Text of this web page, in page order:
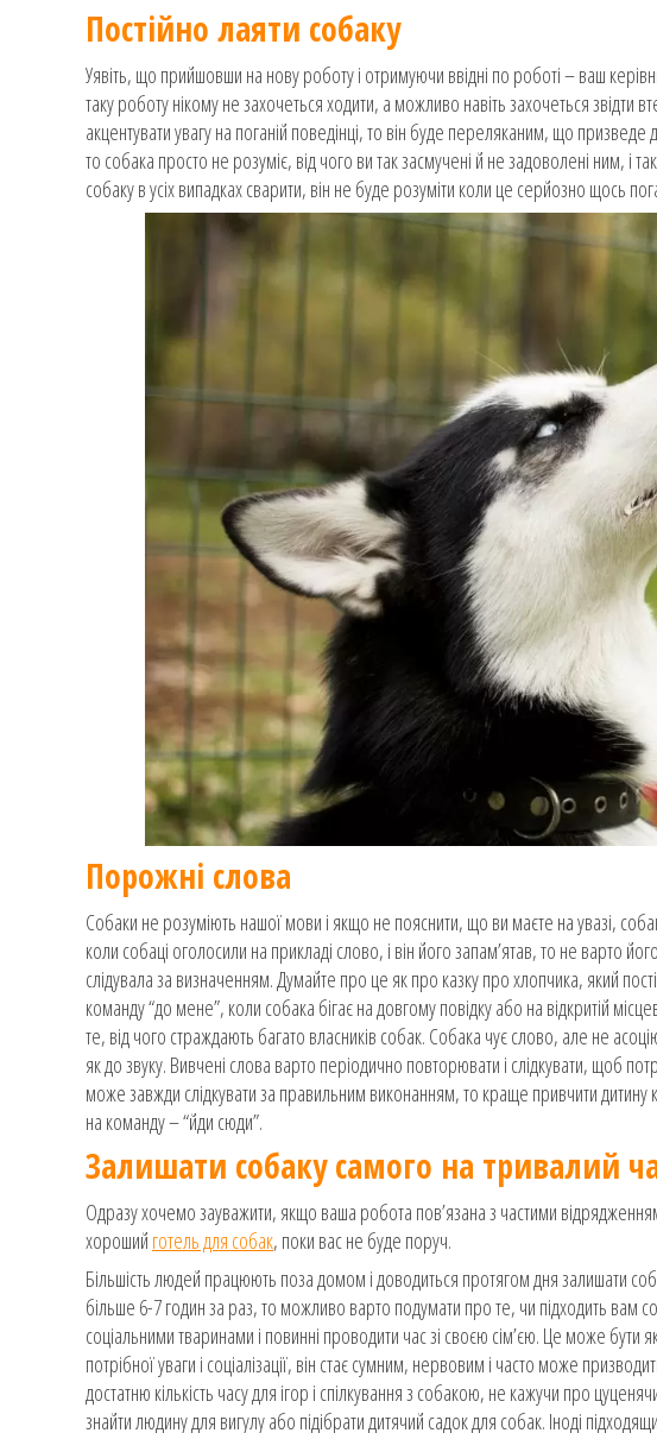
Постійно лаяти собаку
Уявіть, що прийшовши на нову роботу і отримуючи ввідні по роботі – ваш
таку роботу нікому не захочеться ходити, а можливо навіть захочеться звідти
акцентувати увагу на поганій поведінці, то він буде переляканим, що
то собака просто не розуміє, від чого ви так засмучені й не задоволені ним,
собаку в усіх випадках сварити, він не буде розуміти коли це серйозно щось
Порожні слова
Собаки не розуміють нашої мови і якщо не пояснити, що ви маєте на увазі,
коли собаці оголосили на прикладі слово, і він його запам’ятав, то не варто
слідувала за визначенням. Думайте про це як про казку про хлопчика, який
команду “до мене”, коли собака бігає на довгому повідку або на відкритій
те, від чого страждають багато власників собак. Собака чує слово, але не
як до звуку. Вивчені слова варто періодично повторювати і слідкувати, щоб
може завжди слідкувати за правильним виконанням, то краще привчити
на команду – “йди сюди”.
Залишати собаку самого на тривалий
Одразу хочемо зауважити, якщо ваша робота пов’язана з частими
хороший готель для собак, поки вас не буде поруч.
Більшість людей працюють поза домом і доводиться протягом дня залишати
більше 6-7 годин за раз, то можливо варто подумати про те, чи підходить вам
соціальними тваринами і повинні проводити час зі своєю сім’єю. Це може бути
потрібної уваги і соціалізації, він стає сумним, нервовим і часто може
достатню кількість часу для ігор і спілкування з собакою, не кажучи про
знайти людину для вигулу або підібрати дитячий садок для собак. Іноді